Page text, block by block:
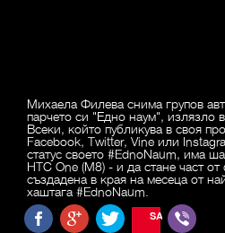
Михаела Филева снима групов
парчето си "Едно наум", излязло
Всеки, който публикува в своя
Facebook, Twitter, Vine или
статус своето #EdnoNaum, има
HTC One (M8) - и да стане част
създадена в края на месеца от
хаштага #EdnoNaum.
SAVE